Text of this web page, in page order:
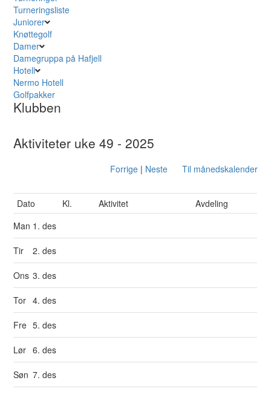
Turneringsliste
Juniorer
Knøttegolf
Damer
Damegruppa på Hafjell
Hotell
Nermo Hotell
Golfpakker
Klubben
Aktiviteter uke 49 - 2025
Forrige| Neste Til månedskalender
Dato Kl. Aktivitet
Avdeling
Man 1. des
Tir 2. des
Ons 3. des
Tor 4. des
Fre 5. des
Lør 6. des
Søn 7. des